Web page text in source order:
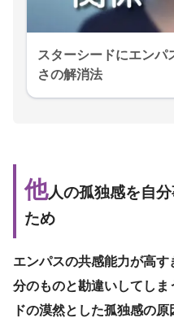
スターシードにエンパ
さの解消法
他人の孤独感を自
ため
エンパスの共感能力が高
分のものと勘違いしてし
ドの漠然とした孤独感の原